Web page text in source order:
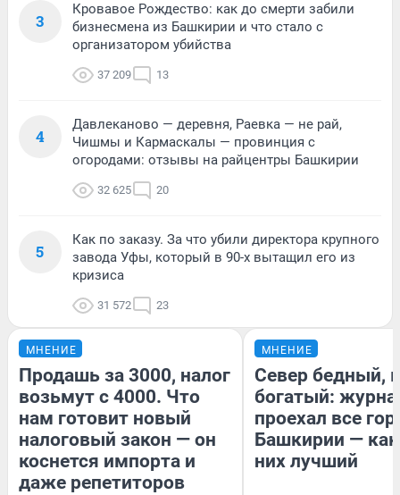
3
Кровавое Рождество: как до смерти забили
бизнесмена из Башкирии и что стало с
организатором убийства
37 209 13
4
Давлеканово — деревня, Раевка — не рай,
Чишмы и Кармаскалы — провинция с
огородами: отзывы на райцентры Башкирии
32 625 20
5
Как по заказу. За что убили директора крупного
завода Уфы, который в 90-х вытащил его из
кризиса
31 572 23
МНЕНИЕ
Продашь за 3000, налог
возьмут с 4000. Что
нам готовит новый
налоговый закон — он
коснется импорта и
даже репетиторов
МНЕНИЕ
Север бедный,
богатый:
проехал все
Башкирии —
них лучший